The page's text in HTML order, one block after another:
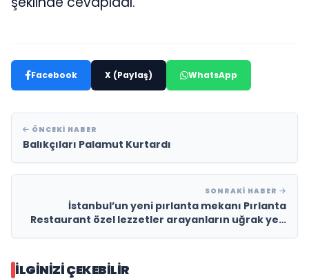
Facebook X (Paylaş) WhatsApp
ÖNCEKI HABER
Balıkçıları Palamut Kurtardı
SONRAKI HABER
İstanbul’un yeni pırlanta mekanı Pırlanta
Restaurant özel lezzetler arayanların uğrak yeri
İLGINIZI ÇEKEBILIR